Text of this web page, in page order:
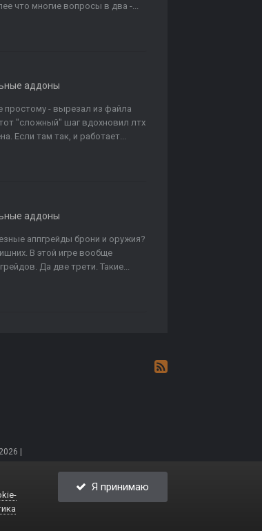
что многие вопросы в два -...
аддоны
простому - вырезал из файла
"сложный" шаг вдохновил лтх
Если там так, и работает...
аддоны
аппгрейды брони и оружия?
В этой игре вообще
Да две трети. Такие...
|
Я принимаю